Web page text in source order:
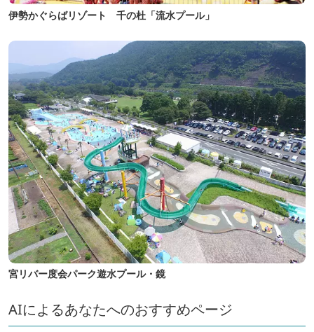
伊勢かぐらばリゾート 千の杜「流水プール」
宮リバー度会パーク遊水プール・鏡
AIによるあなたへのおすすめページ